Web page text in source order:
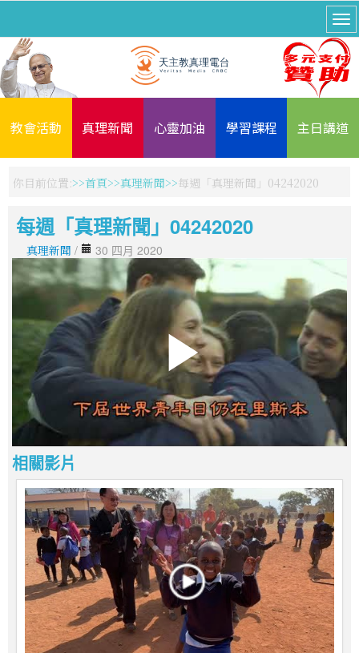
教會活動 真理新聞 心靈加油 學習課程 主日講道
你目前位置: 首頁 真理新聞 每週「真理新聞」04242020
每週「真理新聞」04242020
真理新聞 / 30 四月 2020
相關影片